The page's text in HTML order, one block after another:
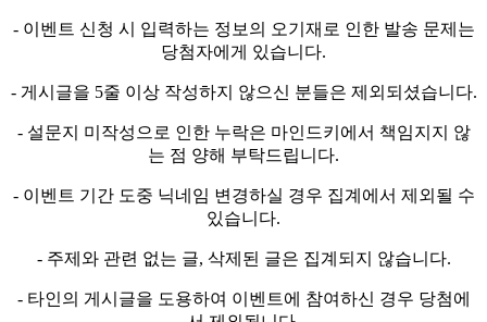
- 이벤트 신청 시 입력하는 정보의 오기재로 인한 발송 문제는
당첨자에게 있습니다.
- 게시글을 5줄 이상 작성하지 않으신 분들은 제외되셨습니다.
- 설문지 미작성으로 인한 누락은 마인드키에서 책임지지 않
는 점 양해 부탁드립니다.
- 이벤트 기간 도중 닉네임 변경하실 경우 집계에서 제외될 수
있습니다.
- 주제와 관련 없는 글, 삭제된 글은 집계되지 않습니다.
- 타인의 게시글을 도용하여 이벤트에 참여하신 경우 당첨에